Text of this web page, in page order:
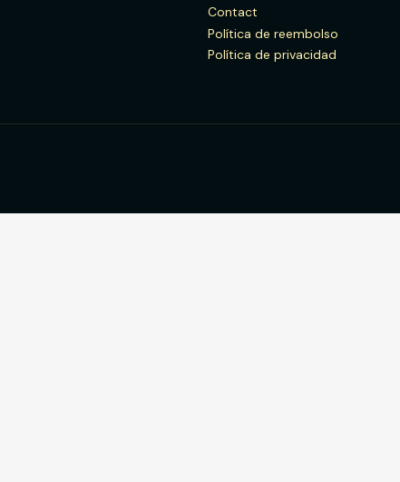
Contact
Política de reembolso
Política de privacidad